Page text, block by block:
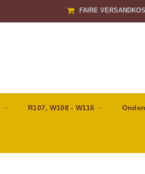
FAIRE
R107, W108 - W116